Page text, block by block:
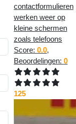
contactformulieren
werken weer op
kleine schermen
zoals telefoons
Score: 0.0,
Beoordelingen: 0
125